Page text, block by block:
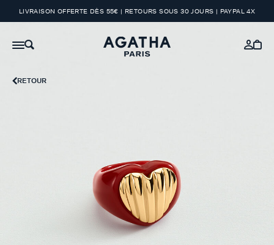
LIVRAISON OFFERTE DÈS 55€ | RETOURS SOUS 30 JOURS | PAYPAL 4X
RETOUR